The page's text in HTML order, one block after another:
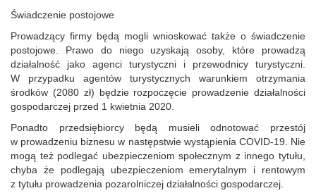
Świadczenie postojowe
Prowadzący firmy będą mogli wnioskować także o świadczenie
postojowe. Prawo do niego uzyskają osoby, które prowadzą
działalność jako agenci turystyczni i przewodnicy turystyczni.
W przypadku agentów turystycznych warunkiem otrzymania
środków (2080 zł) będzie rozpoczęcie prowadzenie działalności
gospodarczej przed 1 kwietnia 2020.
Ponadto przedsiębiorcy będą musieli odnotować przestój
w prowadzeniu biznesu w następstwie wystąpienia COVID-19. Nie
mogą też podlegać ubezpieczeniom społecznym z innego tytułu,
chyba że podlegają ubezpieczeniom emerytalnym i rentowym
z tytułu prowadzenia pozarolniczej działalności gospodarczej.